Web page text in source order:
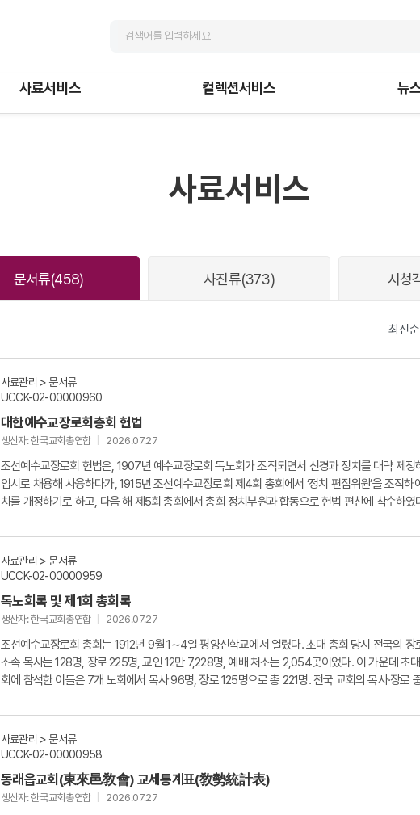
사료서비스 컬렉션서비스 뉴
사료서비스
문서류(458) 사진류(373) 시청
사료관리 > 문서류
UCCK-02-00000960
대한예수교장로회총회 헌법
생산자: 한국교회총연합 2026.07.27
조선예수교장로회 헌법은, 1907년 예수교장로회 독노회가 조직되면서 신경과 정치를 대략 제정
임시로 채용해 사용하다가, 1915년 조선예수교장로회 제4회 총회에서 ‘정치 편집위원’을 조직하
치를 개정하기로 하고, 다음 해 제5회 총회에서 총회 정치부원과 합동으로 헌법 편찬에 착수하였
사료관리 > 문서류
UCCK-02-00000959
독노회록 및 제1회 총회록
생산자: 한국교회총연합 2026.07.27
조선예수교장로회 총회는 1912년 9월 1∼4일 평양신학교에서 열렸다. 초대 총회 당시 전국의 장
소속 목사는 128명, 장로 225명, 교인 12만 7,228명, 예배 처소는 2,054곳이었다. 이 가운데 초
회에 참석한 이들은 7개 노회에서 목사 96명, 장로 125명으로 총 221명. 전국 교회의 목사·장로
사료관리 > 문서류
UCCK-02-00000958
동래읍교회(東來邑敎會) 교세통계표(敎勢統計表)
생산자: 한국교회총연합 2026.07.27